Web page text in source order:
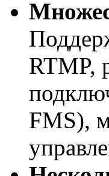
RTMP,
FMS),